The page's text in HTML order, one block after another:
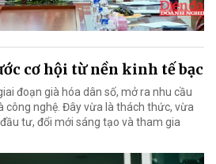
cơ hội từ nền kinh tế bạc
đoạn già hóa dân số, mở ra nhu cầu
công nghệ. Đây vừa là thách thức, vừa
tư, đổi mới sáng tạo và tham gia